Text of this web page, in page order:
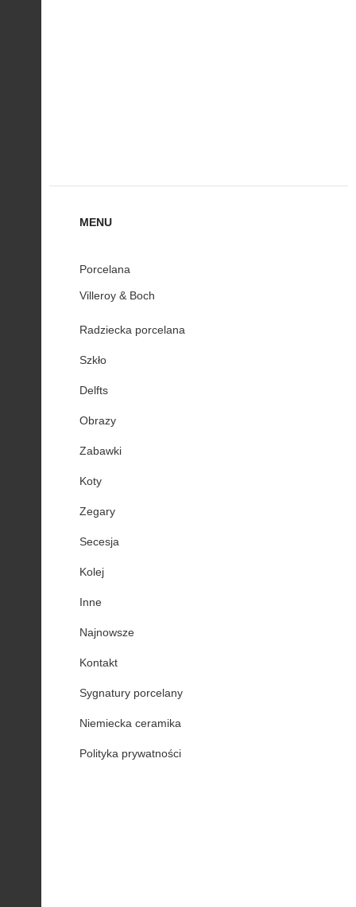
MENU
Porcelana
Villeroy & Boch
Radziecka porcelana
Szkło
Delfts
Obrazy
Zabawki
Koty
Zegary
Secesja
Kolej
Inne
Najnowsze
Kontakt
Sygnatury porcelany
Niemiecka ceramika
Polityka prywatności